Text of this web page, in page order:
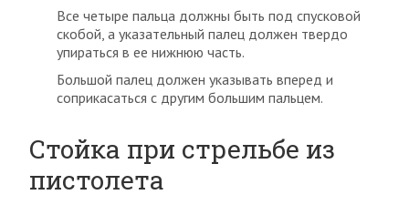
Все четыре пальца должны быть под спусковой
скобой, а указательный палец должен твердо
упираться в ее нижнюю часть.
Большой палец должен указывать вперед и
соприкасаться с другим большим пальцем.
Стойка при стрельбе из
пистолета